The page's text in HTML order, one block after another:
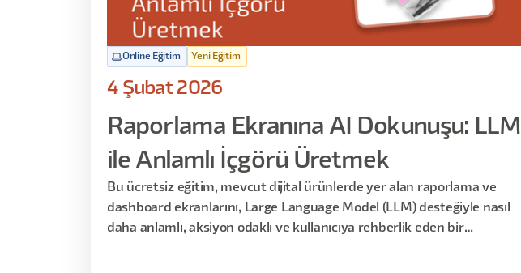
Online Eğitim Yeni Eğitim
4 Şubat 2026
Raporlama Ekranına AI Dokunuşu: LLM
ile Anlamlı İçgörü Üretmek
Bu ücretsiz eğitim, mevcut dijital ürünlerde yer alan raporlama ve
dashboard ekranlarını, Large Language Model (LLM) desteğiyle nasıl
daha anlamlı, aksiyon odaklı ve kullanıcıya rehberlik eden bir